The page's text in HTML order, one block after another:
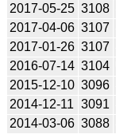
2017-05-25 3108
2017-04-06 3107
2017-01-26 3107
2016-07-14 3104
2015-12-10 3096
2014-12-11 3091
2014-03-06 3088